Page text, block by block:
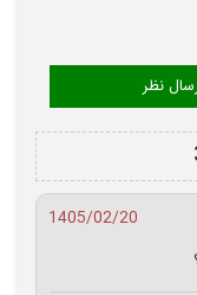
1405/02/20